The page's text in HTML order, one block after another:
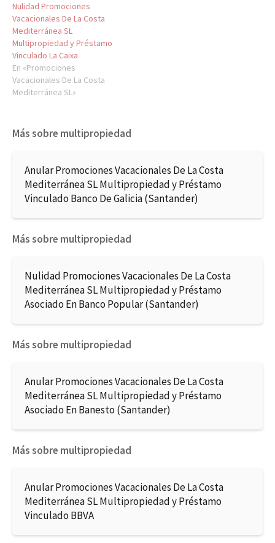
Nulidad Promociones
Vacacionales De La Costa
Mediterránea SL
Multipropiedad y Préstamo
Vinculado La Caixa
En «Promociones
Vacacionales De La Costa
Mediterránea SL»
Más sobre multipropiedad
Anular Promociones Vacacionales De La Costa
Mediterránea SL Multipropiedad y Préstamo
Vinculado Banco De Galicia (Santander)
Más sobre multipropiedad
Nulidad Promociones Vacacionales De La Costa
Mediterránea SL Multipropiedad y Préstamo
Asociado En Banco Popular (Santander)
Más sobre multipropiedad
Anular Promociones Vacacionales De La Costa
Mediterránea SL Multipropiedad y Préstamo
Asociado En Banesto (Santander)
Más sobre multipropiedad
Anular Promociones Vacacionales De La Costa
Mediterránea SL Multipropiedad y Préstamo
Vinculado BBVA